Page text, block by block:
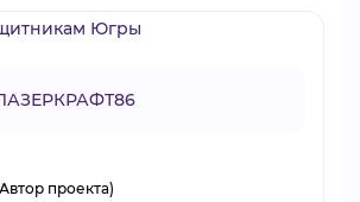
Югры
проекта)